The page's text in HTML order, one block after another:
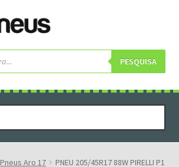
PESQUISA
Pneus Aro 17
PNEU 205/45R17 88W PIRELLI P1